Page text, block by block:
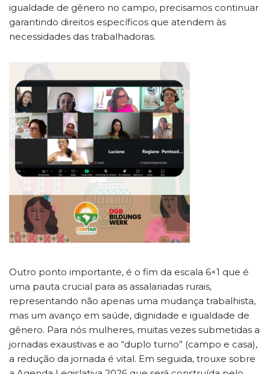
igualdade de gênero no campo, precisamos continuar
garantindo direitos específicos que atendem às
necessidades das trabalhadoras.
Outro ponto importante, é o fim da escala 6×1 que é
uma pauta crucial para as assalariadas rurais,
representando não apenas uma mudança trabalhista,
mas um avanço em saúde, dignidade e igualdade de
gênero. Para nós mulheres, muitas vezes submetidas a
jornadas exaustivas e ao “duplo turno” (campo e casa),
a redução da jornada é vital. Em seguida, trouxe sobre